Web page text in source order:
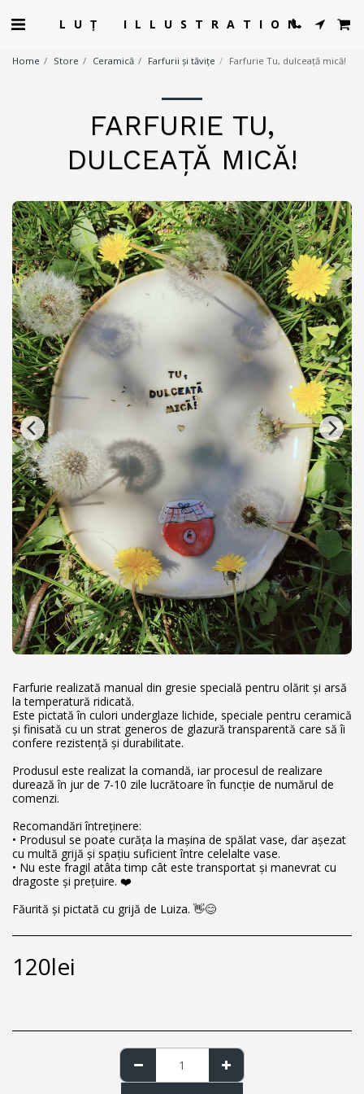
LUȚ ILLUSTRATION
Home Store Ceramică Farfurii și tăvițe Farfurie Tu, dulceață mică!
FARFURIE TU,
DULCEAȚĂ MICĂ!
Farfurie realizată manual din gresie specială pentru olărit și arsă
la temperatură ridicată.
Este pictată în culori underglaze lichide, speciale pentru ceramică
și finisată cu un strat generos de glazură transparentă care să îi
confere rezistență și durabilitate.
Produsul este realizat la comandă, iar procesul de realizare
durează în jur de 7-10 zile lucrătoare în funcție de numărul de
comenzi.
Recomandări întreținere:
• Produsul se poate curăța la mașina de spălat vase, dar așezat
cu multă grijă și spațiu suficient între celelalte vase.
• Nu este fragil atâta timp cât este transportat și manevrat cu
dragoste și prețuire. ❤️
Făurită și pictată cu grijă de Luiza. 👋😊
120lei